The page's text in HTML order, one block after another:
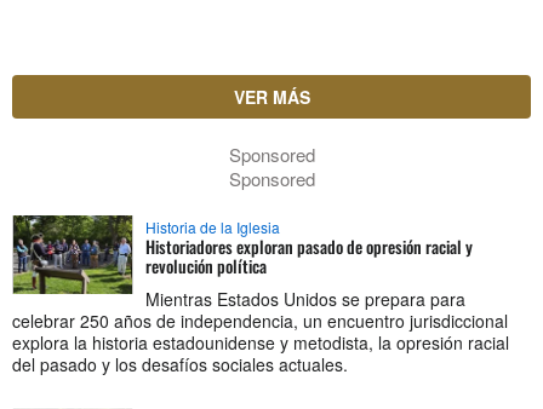
VER MÁS
Sponsored
Sponsored
Historia de la Iglesia
Historiadores exploran pasado de opresión racial y
revolución política
Mientras Estados Unidos se prepara para
celebrar 250 años de independencia, un encuentro jurisdiccional
explora la historia estadounidense y metodista, la opresión racial
del pasado y los desafíos sociales actuales.